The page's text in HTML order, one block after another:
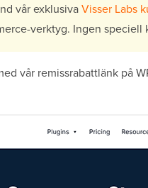
vår exklusivaVisser Labs
verktyg. Ingen speciell
vår remissrabattlänk på